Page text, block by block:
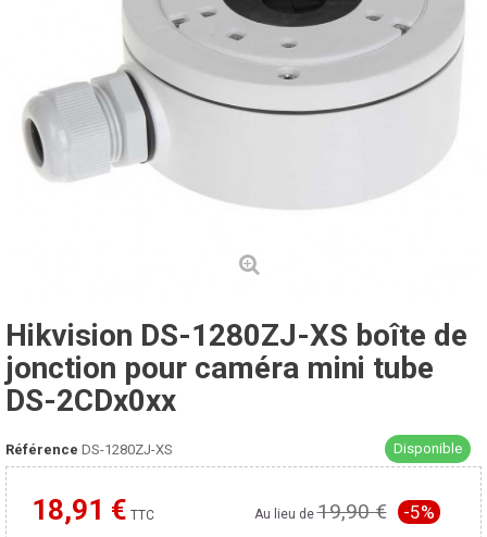
Hikvision DS-1280ZJ-XS boîte de
jonction pour caméra mini tube
DS-2CDx0xx
Référence DS-1280ZJ-XS Disponible
18,91 € TTC
Moins cher ailleurs ? Au lieu de19,90 € -5%